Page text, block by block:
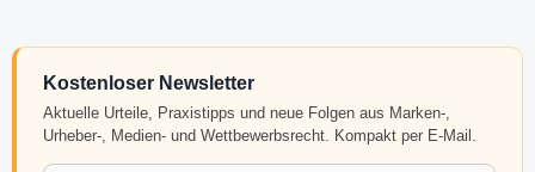
Kostenloser Newsletter
Aktuelle Urteile, Praxistipps und neue Folgen aus Marken-,
Urheber-, Medien- und Wettbewerbsrecht. Kompakt per E-Mail.